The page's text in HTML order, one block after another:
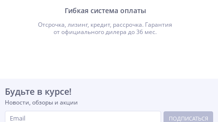
Гибкая система оплаты
Отсрочка, лизинг, кредит, рассрочка. Гарантия
от официального дилера до 36 мес.
Будьте в курсе!
Новости, обзоры и акции
ПОДПИСАТЬСЯ